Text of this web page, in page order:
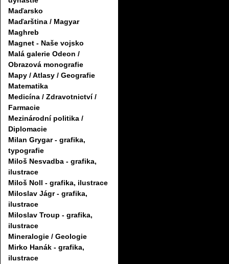
Maďarsko
Maďarština / Magyar
Maghreb
Magnet - Naše vojsko
Malá galerie Odeon /
Obrazová monografie
Mapy / Atlasy / Geografie
Matematika
Medicína / Zdravotnictví /
Farmacie
Mezinárodní politika /
Diplomacie
Milan Grygar - grafika,
typografie
Miloš Nesvadba - grafika,
ilustrace
Miloš Noll - grafika, ilustrace
Miloslav Jágr - grafika,
ilustrace
Miloslav Troup - grafika,
ilustrace
Mineralogie / Geologie
Mirko Hanák - grafika,
ilustrace